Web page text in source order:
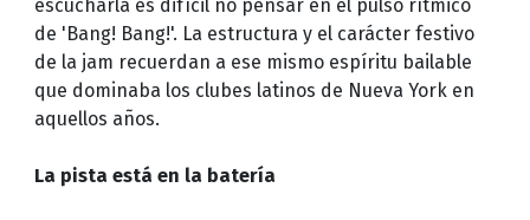
escucharla es difícil no pensar en el pulso rítmico
de 'Bang! Bang!'. La estructura y el carácter festivo
de la jam recuerdan a ese mismo espíritu bailable
que dominaba los clubes latinos de Nueva York en
aquellos años.
La pista está en la batería